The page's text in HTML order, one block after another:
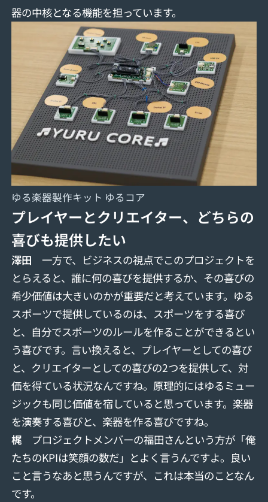
器の中核となる機能を担っています。
ゆる楽器製作キット ゆるコア
プレイヤーとクリエイター、どちらの
喜びも提供したい
澤田 一方で、ビジネスの視点でこのプロジェクトを
とらえると、誰に何の喜びを提供するか、その喜びの
希少価値は大きいのかが重要だと考えています。ゆる
スポーツで提供しているのは、スポーツをする喜び
と、自分でスポーツのルールを作ることができるとい
う喜びです。言い換えると、プレイヤーとしての喜び
と、クリエイターとしての喜びの2つを提供して、対
価を得ている状況なんですね。原理的にはゆるミュー
ジックも同じ価値を宿していると思っています。楽器
を演奏する喜びと、楽器を作る喜びですね。
梶 プロジェクトメンバーの福田さんという方が「俺
たちのKPIは笑顔の数だ」とよく言うんですよ。良い
こと言うなあと思うんですが、これは本当のことなん
です。